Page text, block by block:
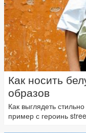
Как носить
образов
Как выглядеть
пример с героинь